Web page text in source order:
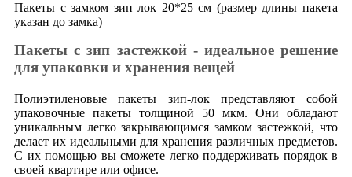
Пакеты с замком зип лок 20*25 см (размер длины пакета
указан до замка)
Пакеты с зип застежкой - идеальное решение
для упаковки и хранения вещей
Полиэтиленовые пакеты зип-лок представляют собой
упаковочные пакеты толщиной 50 мкм. Они обладают
уникальным легко закрывающимся замком застежкой, что
делает их идеальными для хранения различных предметов.
С их помощью вы сможете легко поддерживать порядок в
своей квартире или офисе.